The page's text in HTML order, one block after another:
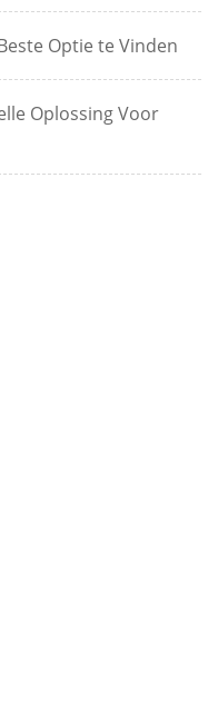
Optie te Vinden
Oplossing Voor